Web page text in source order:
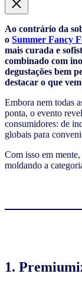
Ao contrário da
o Summer Fancy
mais curada e
combinado com
degustações bem
destacar o que
Embora nem todas
ponta, o evento
consumidores: de
globais para
Com isso em
moldando a
1.